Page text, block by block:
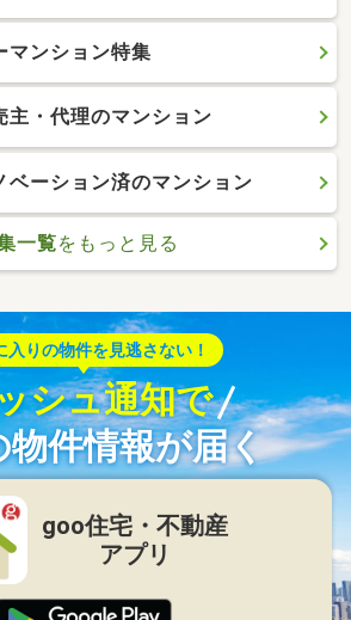
マンション特集
主・代理のマンション
ベーション済のマンション
一覧をもっと見る
入りの物件を見逃さない！
シュ通知で
物件情報が届く
goo住宅・不動産
アプリ